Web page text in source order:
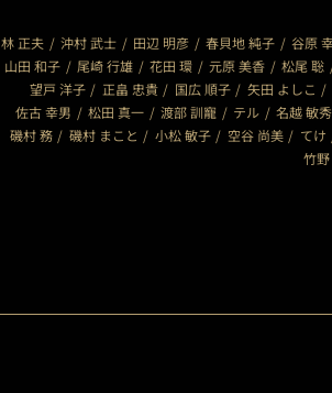
林 正夫 沖村 武士 田辺 明彦 春貝地 純子 谷原
山田 和子
尾崎 行雄 花田 環 元原 美香 松尾 聡
望戸 洋子
正畠 忠貴 国広 順子 矢田 よしこ
佐古 幸男
松田 真一 渡部 訓寵 テル 名越 敏秀
磯村 務
磯村 まこと 小松 敏子 空谷 尚美 てけ
竹